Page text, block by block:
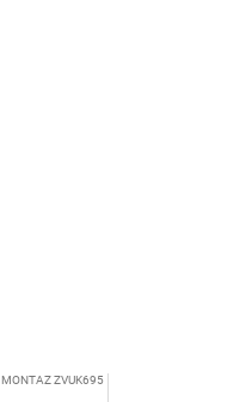
MONTAZ ZVUK695